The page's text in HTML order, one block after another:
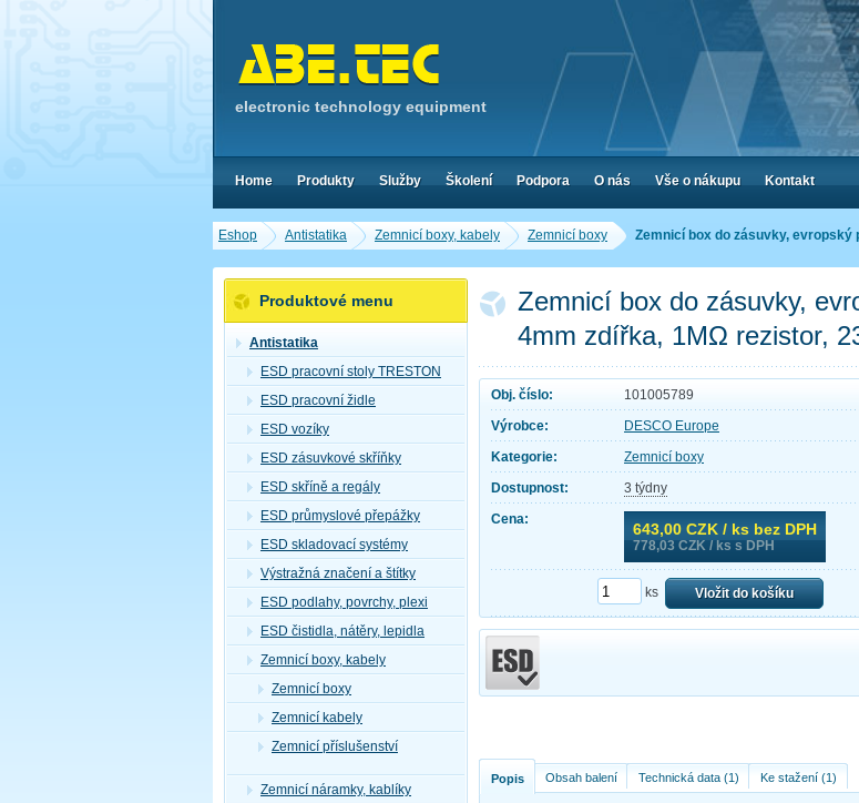
Eshop Antistatika Zemnicí boxy, kabely Zemnicí boxy Zemnicí box do zásuvky, evropský
Zemnicí box do zásuvky,
4mm zdířka, 1MΩ rezistor,
Obj. číslo:
101005789
Výrobce:
DESCO Europe
Kategorie:
Zemnicí boxy
Dostupnost:
3 týdny
Cena:
643,00 CZK / ks bez DPH
778,03 CZK / ks s DPH
ks Vložit do košíku
Popis Obsah balení Technická data (1) Ke stažení (1)
Produktové menu
Antistatika
ESD pracovní stoly TRESTON
ESD pracovní židle
ESD vozíky
ESD zásuvkové skříňky
ESD skříně a regály
ESD průmyslové přepážky
ESD skladovací systémy
Výstražná značení a štítky
ESD podlahy, povrchy, plexi
ESD čistidla, nátěry, lepidla
Zemnicí boxy, kabely
Zemnicí boxy
Zemnicí kabely
Zemnicí příslušenství
Zemnicí náramky, kablíky
electronic technology equipment
Home Produkty Služby Školení Podpora O nás Vše o nákupu Kontakt